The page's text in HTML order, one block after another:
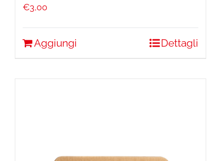
€3,00
Aggiungi Dettagli